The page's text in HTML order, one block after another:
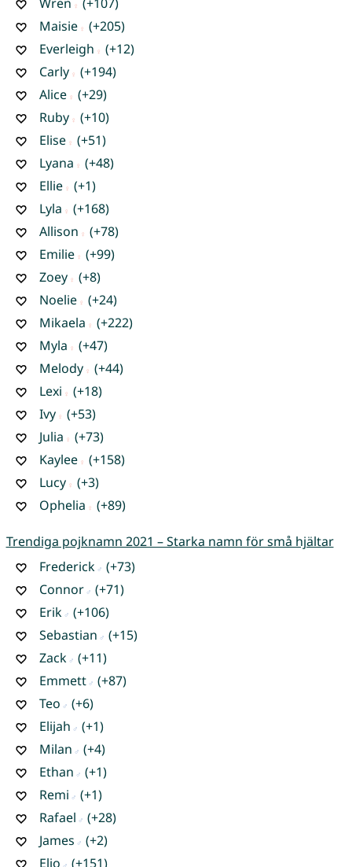
Maisie
(+205)
Everleigh
(+12)
Carly
(+194)
Alice
(+29)
Ruby
(+10)
Elise
(+51)
Lyana
(+48)
Ellie
(+1)
Lyla
(+168)
Allison
(+78)
Emilie
(+99)
Zoey
(+8)
Noelie
(+24)
Mikaela
(+222)
Myla
(+47)
Melody
(+44)
Lexi
(+18)
Ivy
(+53)
Julia
(+73)
Kaylee
(+158)
Lucy
(+3)
Ophelia
(+89)
Trendiga pojknamn 2021 – Starka namn för små hjältar
Frederick
(+73)
Connor
(+71)
Erik
(+106)
Sebastian
(+15)
Zack
(+11)
Emmett
(+87)
Teo
(+6)
Elijah
(+1)
Milan
(+4)
Ethan
(+1)
Remi
(+1)
Rafael
(+28)
James
(+2)
Elio
(+151)